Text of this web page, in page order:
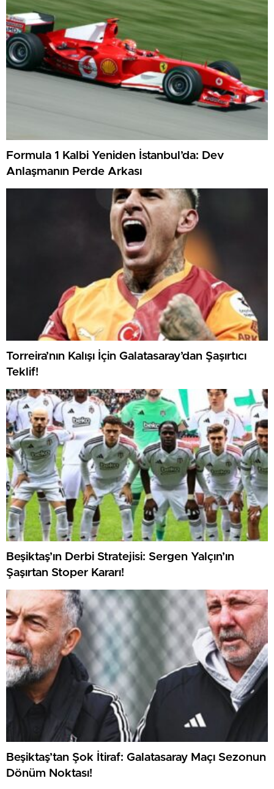
Formula 1 Kalbi Yeniden İstanbul’da: Dev
Anlaşmanın Perde Arkası
Torreira’nın Kalışı İçin Galatasaray’dan Şaşırtıcı
Teklif!
Beşiktaş’ın Derbi Stratejisi: Sergen Yalçın’ın
Şaşırtan Stoper Kararı!
Beşiktaş’tan Şok İtiraf: Galatasaray Maçı Sezonun
Dönüm Noktası!